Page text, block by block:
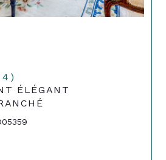
ÉLÉGANT